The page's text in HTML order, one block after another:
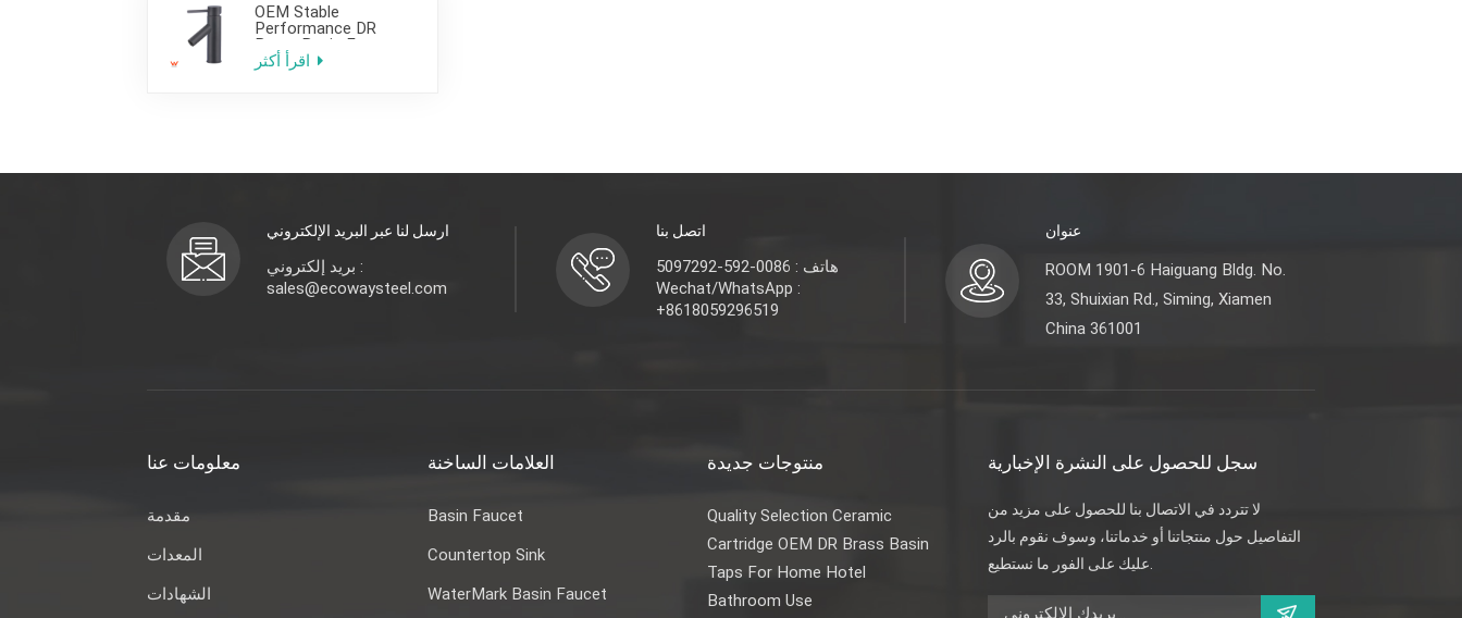
OEM Stable
Performance DR
Brass Basin Faucet
For Home Hotel Grade
ارسل لنا عبر البريد الإلكتروني
بريد إلكتروني :
sales@ecowaysteel.com
اتصل بنا
هاتف : 0086-592-5097292
Wechat/WhatsApp :
+8618059296519
عنوان
ROOM 1901-6 Haiguang Bldg. No.
33, Shuixian Rd., Siming, Xiamen
China 361001
معلومات عنا
مقدمة
المعدات
الشهادات
العلامات الساخنة
Basin Faucet
Countertop Sink
WaterMark Basin Faucet
منتوجات جديدة
Quality Selection Ceramic
Cartridge OEM DR Brass Basin
Taps For Home Hotel
Bathroom Use
سجل للحصول على النشرة الإخبارية
لا تتردد في الاتصال بنا للحصول على مزيد من
التفاصيل حول منتجاتنا أو خدماتنا، وسوف نقوم بالرد